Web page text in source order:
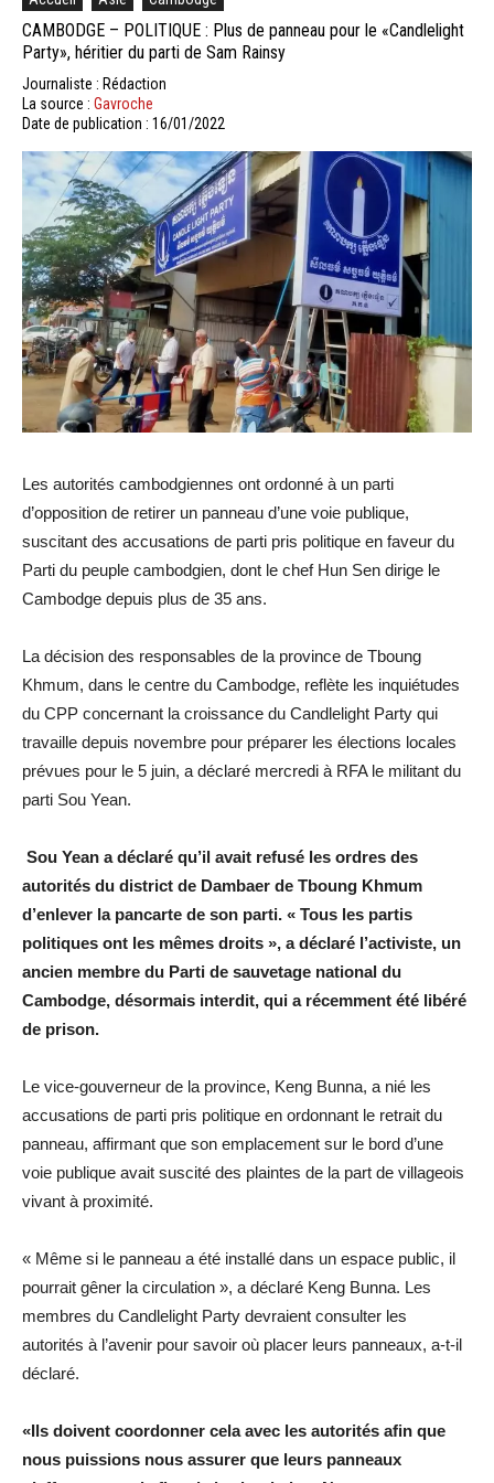
CAMBODGE – POLITIQUE : Plus de panneau pour le «Candlelight
Party», héritier du parti de Sam Rainsy
Journaliste : Rédaction
La source : Gavroche
Date de publication : 16/01/2022
Les autorités cambodgiennes ont ordonné à un parti
d’opposition de retirer un panneau d’une voie publique,
suscitant des accusations de parti pris politique en faveur du
Parti du peuple cambodgien, dont le chef Hun Sen dirige le
Cambodge depuis plus de 35 ans.
La décision des responsables de la province de Tboung
Khmum, dans le centre du Cambodge, reflète les inquiétudes
du CPP concernant la croissance du Candlelight Party qui
travaille depuis novembre pour préparer les élections locales
prévues pour le 5 juin, a déclaré mercredi à RFA le militant du
parti Sou Yean.
Sou Yean a déclaré qu’il avait refusé les ordres des
autorités du district de Dambaer de Tboung Khmum
d’enlever la pancarte de son parti. « Tous les partis
politiques ont les mêmes droits », a déclaré l’activiste, un
ancien membre du Parti de sauvetage national du
Cambodge, désormais interdit, qui a récemment été libéré
de prison.
Le vice-gouverneur de la province, Keng Bunna, a nié les
accusations de parti pris politique en ordonnant le retrait du
panneau, affirmant que son emplacement sur le bord d’une
voie publique avait suscité des plaintes de la part de villageois
vivant à proximité.
« Même si le panneau a été installé dans un espace public, il
pourrait gêner la circulation », a déclaré Keng Bunna. Les
membres du Candlelight Party devraient consulter les
autorités à l’avenir pour savoir où placer leurs panneaux, a-t-il
déclaré.
«Ils doivent coordonner cela avec les autorités afin que
nous puissions nous assurer que leurs panneaux